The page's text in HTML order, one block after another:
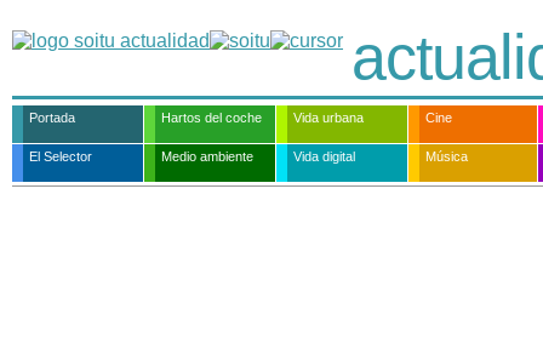
Portada Hartos del coche Vida urbana Cine
El Selector Medio ambiente Vida digital Música